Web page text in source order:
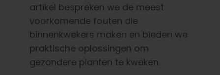
artikel bespreken we de meest
voorkomende fouten die
binnenkwekers maken en bieden we
praktische oplossingen om
gezondere planten te kweken.